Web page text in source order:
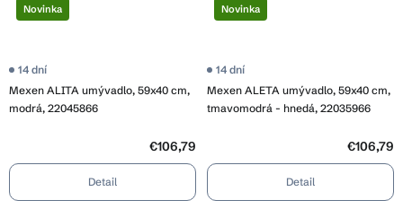
Novinka
Mexen ALITA umývadlo, 59x40 cm,
modrá, 22045866
14 dní
€106,79
Detail
Novinka
Mexen ALETA umývadlo, 59x40 cm,
tmavomodrá - hnedá, 22035966
14 dní
€106,79
Detail